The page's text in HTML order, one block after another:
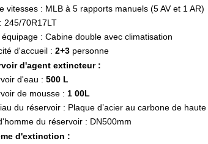
vitesses : MLB à 5 rapports manuels (5 AV et 1 AR)
245/70R17LT
: Cabine double avec climatisation
d'accueil :2+3 personne
d'agent extincteur :
d'eau :500 L
de mousse : 100L
du réservoir : Plaque d’acier au carbone de
du réservoir : DN500mm
d'extinction :